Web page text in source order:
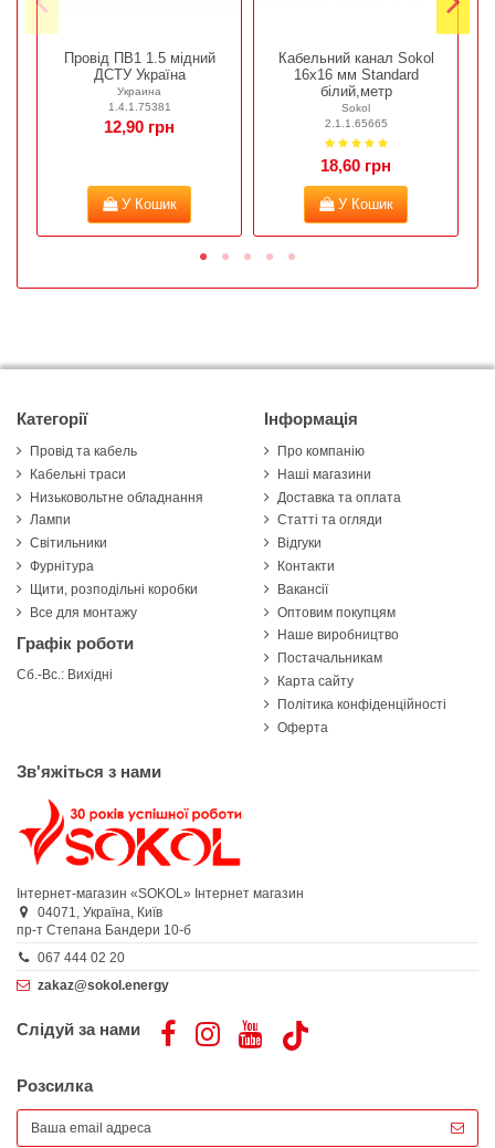
Провід ПВ1 1.5 мідний
ДСТУ Україна
Украина
1.4.1.75381
12,90 грн
У Кошик
Кабельний канал Sokol
16х16 мм Standard
білий,метр
Sokol
2.1.1.65665
18,60 грн
У Кошик
Категорії
Провід та кабель
Кабельні траси
Низьковольтне обладнання
Лампи
Світильники
Фурнітура
Щити, розподільні коробки
Все для монтажу
Графік роботи
Сб.-Вс.: Вихідні
Інформація
Про компанію
Наші магазини
Доставка та оплата
Статті та огляди
Відгуки
Контакти
Вакансії
Оптовим покупцям
Наше виробництво
Постачальникам
Карта сайту
Політика конфіденційності
Оферта
Зв'яжіться з нами
Інтернет-магазин «SOKOL» Інтернет магазин
04071, Україна, Київ
пр-т Степана Бандери 10-б
067 444 02 20
zakaz@sokol.energy
Слідуй за нами
Розсилка